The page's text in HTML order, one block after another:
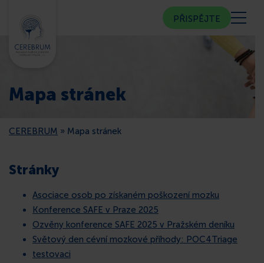
KOMUNITNÍ CENTRUM
VEŘEJNOST
ČLENSTVÍ
CEREBRUM V MÉDIÍCH
PŘISPĚJTE
Mapa stránek
CEREBRUM » Mapa stránek
Stránky
Asociace osob po získaném poškození mozku
Konference SAFE v Praze 2025
Ozvěny konference SAFE 2025 v Pražském deníku
Světový den cévní mozkové příhody: POC4Triage
testovaci